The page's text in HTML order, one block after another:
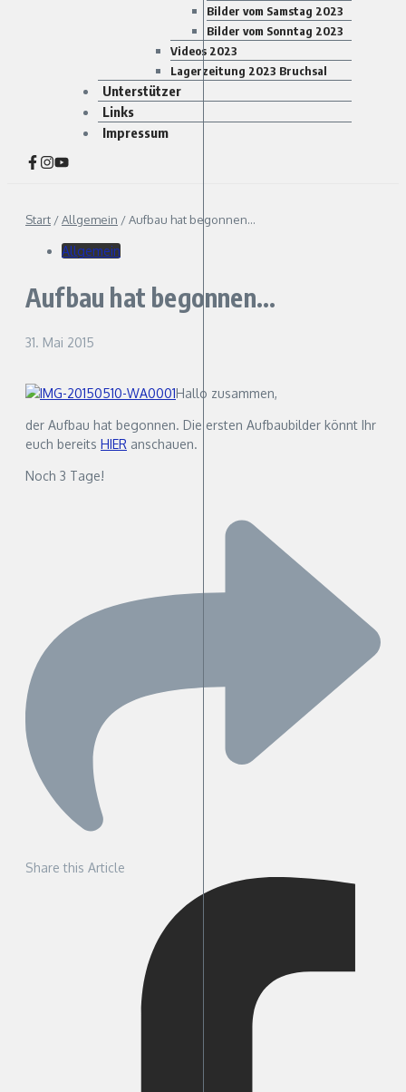
Bilder vom Samstag 2023
Bilder vom Sonntag 2023
Videos 2023
Lagerzeitung 2023 Bruchsal
Unterstützer
Links
Impressum
Start /Allgemein /Aufbau hat begonnen…
Allgemein
Aufbau hat begonnen…
31. Mai 2015
Hallo zusammen,
der Aufbau hat begonnen. Die ersten Aufbaubilder könnt Ihr
euch bereits HIER anschauen.
Noch 3 Tage!
Share this Article